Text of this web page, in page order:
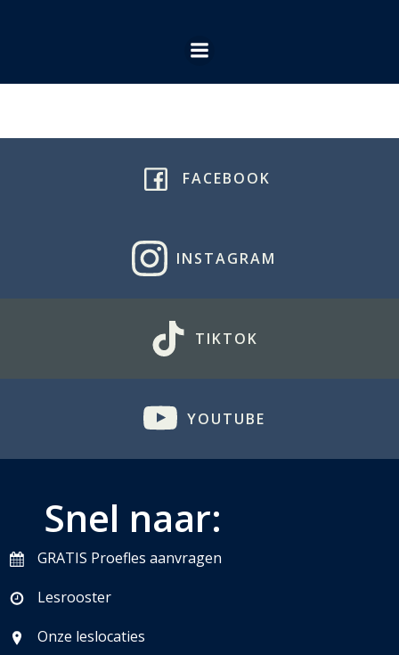
de
FACEBOOK
INSTAGRAM
TIKTOK
YOUTUBE
Snel naar:
GRATIS Proefles aanvragen
Lesrooster
Onze leslocaties